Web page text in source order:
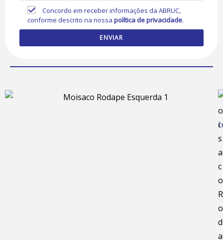
Concordo em receber informações da ABRUC,
conforme descrito na nossapolítica de privacidade.